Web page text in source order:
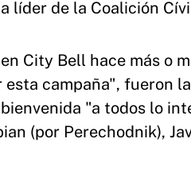
líder de la Coalición
City Bell hace más o
campaña", fueron
"a todos lo
(por Perechodnik),